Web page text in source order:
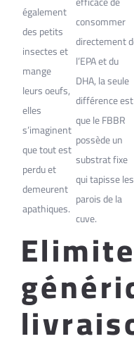
également
des petits
insectes et
mange
leurs oeufs,
elles
s’imaginent
que tout est
perdu et
demeurent
apathiques.
consommer
directement
l’EPA et du
DHA, la seule
différence est
que le FBBR
possède un
substrat fixe
qui tapisse les
parois de la
cuve.
Elimite